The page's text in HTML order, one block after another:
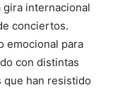
gira internacional
conciertos.
emocional para
con distintas
que han resistido